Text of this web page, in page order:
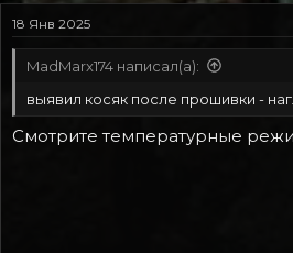
18 Янв 2025
MadMarx174 написал(а):
выявил косяк после прошивки -
Смотрите температурные